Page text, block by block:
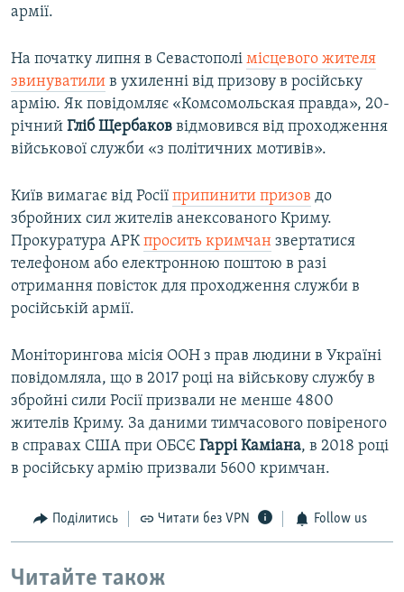
армії.
На початку липня в Севастополі місцевого жителя
звинуватили в ухиленні від призову в російську
армію. Як повідомляє «Комсомольская правда», 20-
річний Гліб Щербаков відмовився від проходження
військової служби «з політичних мотивів».
Київ вимагає від Росії припинити призов до
збройних сил жителів анексованого Криму.
Прокуратура АРКпросить кримчан звертатися
телефоном або електронною поштою в разі
отримання повісток для проходження служби в
російській армії.
Моніторингова місія ООН з прав людини в Україні
повідомляла, що в 2017 році на військову службу в
збройні сили Росії призвали не менше 4800
жителів Криму. За даними тимчасового повіреного
в справах США при ОБСЄ Гаррі Каміана, в 2018 році
в російську армію призвали 5600 кримчан.
Поділитись Читати без VPN Follow us
Читайте також